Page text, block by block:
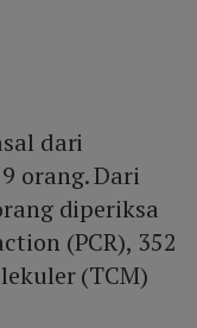
dari
orang. Dari
diperiksa
(PCR), 352
(TCM)